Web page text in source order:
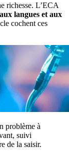
richesse. L’ECA
langues et aux
cochent ces
problème à
suivi
de la saisir.